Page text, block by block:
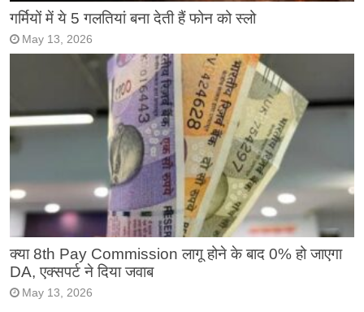
गर्मियों में ये 5 गलतियां बना देती हैं फोन को स्लो
May 13, 2026
क्या 8th Pay Commission लागू होने के बाद 0% हो जाएगा
DA, एक्सपर्ट ने दिया जवाब
May 13, 2026